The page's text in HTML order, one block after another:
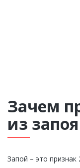
Зачем
из
Запой – это